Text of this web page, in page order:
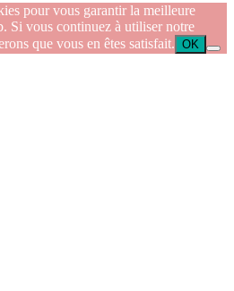
pour vous garantir la meilleure
Si vous continuez à utiliser notre
que vous en êtes satisfait. OK